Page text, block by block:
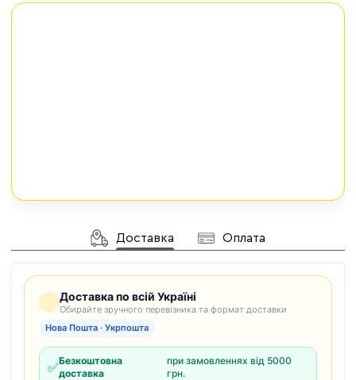
Доставка Оплата
Доставка по всій Україні
Обирайте зручного перевізника та формат доставки
Нова Пошта · Укрпошта
✅Безкоштовна
доставка
при замовленнях від 5000
грн.